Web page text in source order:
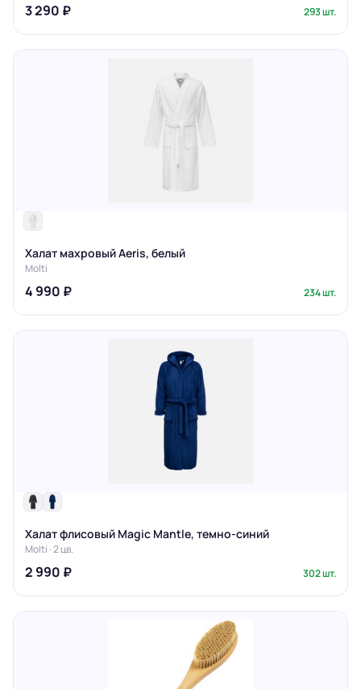
3 290 ₽ 293 шт.
Халат махровый Aeris, белый
Molti
4 990 ₽ 234 шт.
Халат флисовый Magic Mantle, темно-синий
Molti · 2 цв.
2 990 ₽ 302 шт.